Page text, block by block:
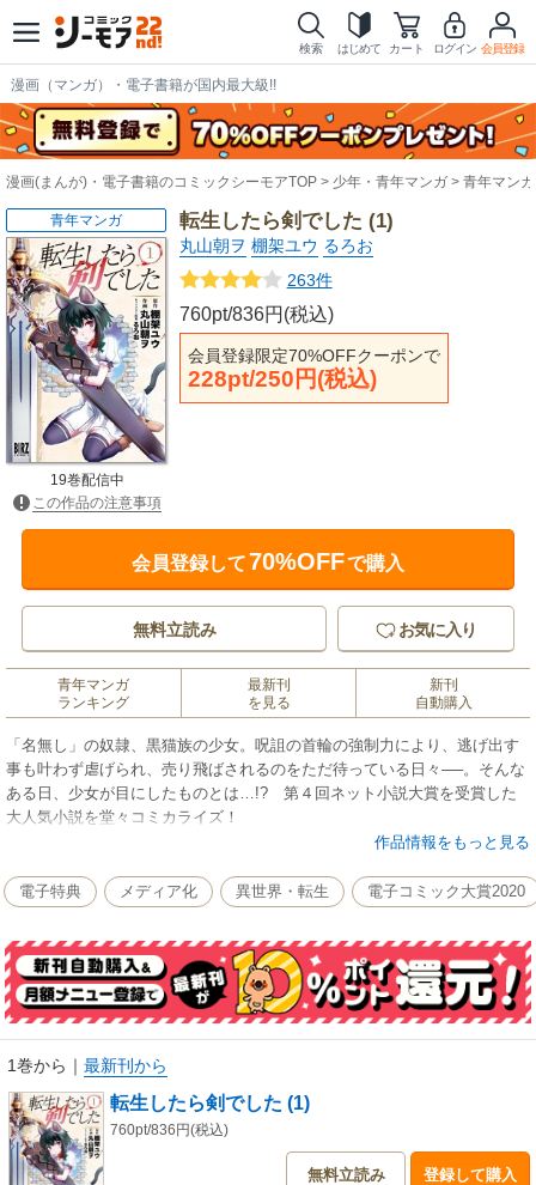
検索 はじめて カート ログイン 会員登録
漫画（マンガ）・電子書籍が国内最大級!!
漫画(まんが)・電子書籍のコミックシーモアTOP 少年・青年マンガ 青年マンガ
転生したら剣でした (1)
丸山朝ヲ 棚架ユウ るろお
263件
760pt/836円(税込)
会員登録限定70%OFFクーポンで
228pt/250円(税込)
青年マンガ
19巻配信中
この作品の注意事項
会員登録して70%OFFで購入
無料立読み お気に入り
青年マンガ
ランキング
最新刊
を見る
新刊
自動購入
「名無し」の奴隷、黒猫族の少女。呪詛の首輪の強制力により、逃げ出す
事も叶わず虐げられ、売り飛ばされるのをただ待っている日々──。そんな
ある日、少女が目にしたものとは…!? 第４回ネット小説大賞を受賞した
大人気小説を堂々コミカライズ！
作品情報をもっと見る
電子特典 メディア化 異世界・転生 電子コミック大賞2020
1巻から ｜ 最新刊から
転生したら剣でした (1)
760pt/836円(税込)
無料立読み 登録して購入